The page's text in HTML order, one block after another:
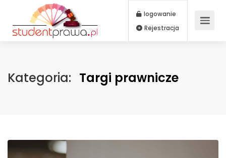
logowanie
Rejestracja
Kategoria: Targi prawnicze